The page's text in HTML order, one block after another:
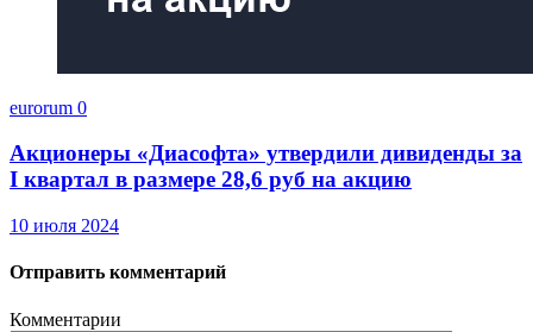
eurorum 0
Акционеры «Диасофта» утвердили дивиденды за
I квартал в размере 28,6 руб на акцию
10 июля 2024
Отправить комментарий
Комментарии